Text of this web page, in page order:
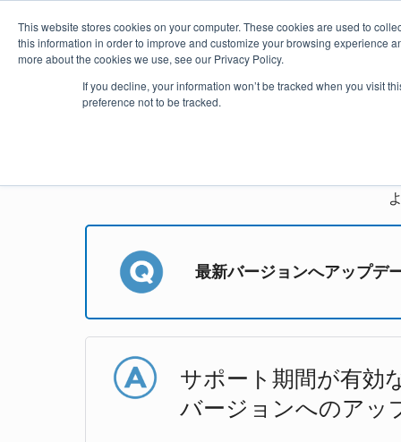
This website stores cookies on your computer. These cookies are used to
this information in order to improve and customize your browsing experience
more about the cookies we use, see our Privacy Policy.
If you decline, your information won’t be tracked when you visit
preference not to be tracked.
最新バージョンへアップデ
サポート期間が有効
バージョンへのアッ